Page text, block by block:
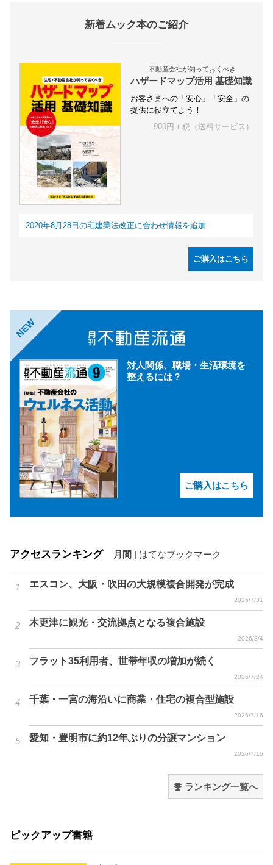
新着ムック本のご紹介
不動産会社が知っておくべき
ハザードマップ活用 基礎知識
お客さまへの「安心」「安全」の
提供に役立てよう！
900円＋税（送料サービス）
2020年8月28日の宅建業法改正に合わせ情報を追加
ご購入はこちら
NEW
対人関係、職場・生活環境を
整えるには？
ご購入はこちら
アクセスランキング 月間 はてなブックマーク
エスコン、大阪・吹田の大規模複合開発が完成
2026/7/31
木更津に観光・交流拠点となる複合施設
2026/8/4
フラット35利用者、世帯年収の増加が続く
2026/7/24
千葉・一宮の海沿いに商業・住宅の複合型施設
2026/7/16
愛知・豊明市に約12年ぶりの分譲マンション
2026/7/16
ランキング一覧へ
ピックアップ書籍